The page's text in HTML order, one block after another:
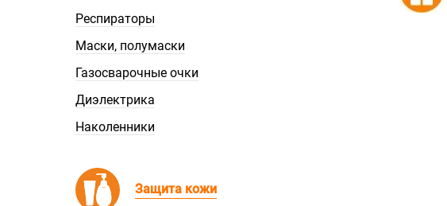
Респираторы
Маски, полумаски
Газосварочные очки
Диэлектрика
Наколенники
Защита кожи